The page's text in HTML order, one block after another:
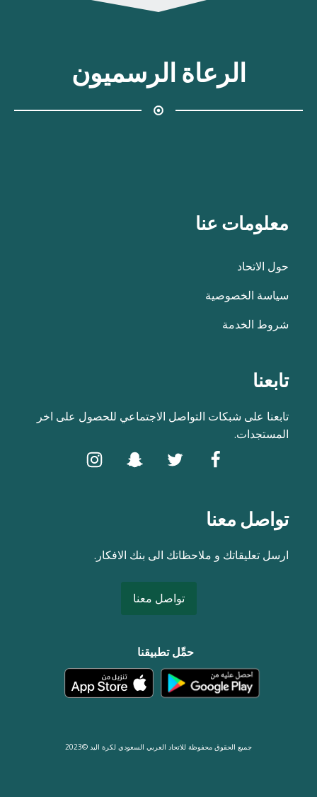
الرعاة الرسميون
معلومات عنا
حول الاتحاد
سياسة الخصوصية
شروط الخدمة
تابعنا
تابعنا على شبكات التواصل الاجتماعي للحصول على اخر
المستجدات.
تواصل معنا
ارسل تعليقاتك و ملاحظاتك الى بنك الافكار.
تواصل معنا
حمِّل تطبيقنا
جميع الحقوق محفوظة للاتحاد العربي السعودي لكرة اليد ©2023